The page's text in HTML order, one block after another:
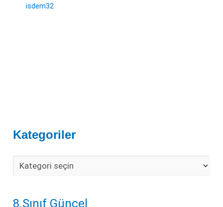
isdem32
Kategoriler
8.Sınıf Güncel